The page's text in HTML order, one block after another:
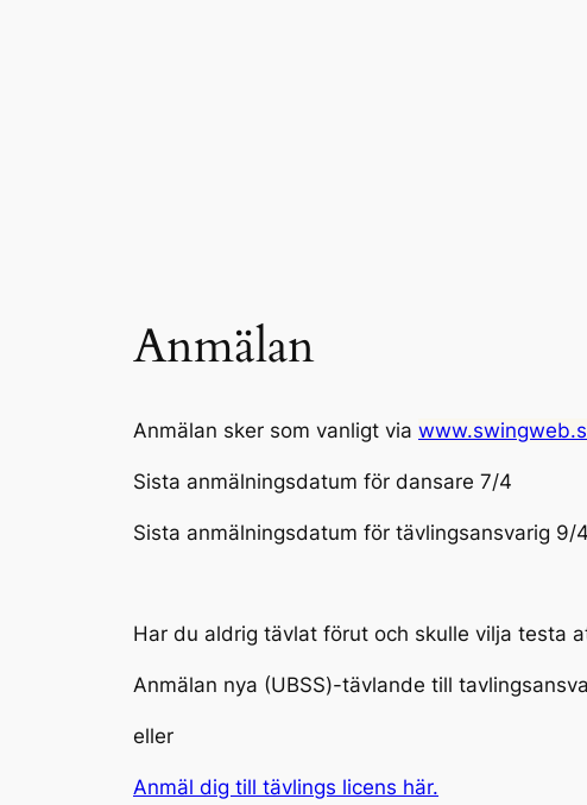
Anmälan
Anmälan sker som vanligt via
Sista anmälningsdatum för dansare 7/4
Sista anmälningsdatum för tävlingsansvarig 9/
Har du aldrig tävlat förut och skulle vilja testa
Anmälan nya (UBSS)-tävlande till
eller
Anmäl dig till tävlings licens här.